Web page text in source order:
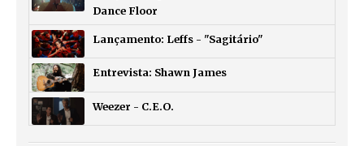
Dance Floor
Lançamento: Leffs - "Sagitário"
Entrevista: Shawn James
Weezer - C.E.O.